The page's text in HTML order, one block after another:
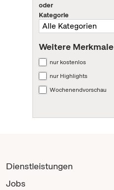
oder
Kategorie
Weitere Merkmale
nur kostenlos
nur Highlights
Wochenendvorschau
Dienstleistungen
Jobs